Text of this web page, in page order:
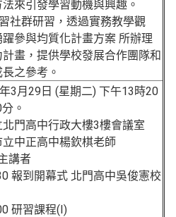
來引發學習動機與興趣。
社群研習，透過實務教學觀
參與均質化計畫方案 所辦理
畫，提供學校發展合作團隊和
之參考。
3月29日 (星期二) 下午13時20
。
門高中行政大樓3樓會議室
中正高中楊欽棋老師
講者
報到開幕式 北門高中吳俊憲校
研習課程(Ⅰ)